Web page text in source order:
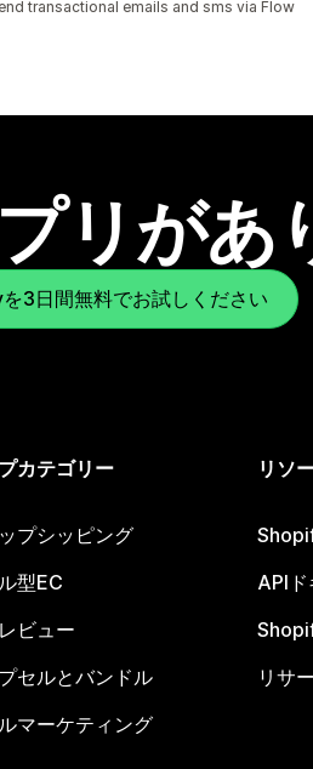
transactional emails and sms via Flow
リがあ
3日間無料でお試しください
カテゴリー
プシッピング
型EC
ビュー
セルとバンドル
マーケティング
リソ
APIド
リサ